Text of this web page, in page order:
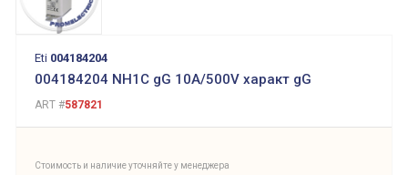
Eti 004184204
004184204 NH1C gG 10A/500V характ gG
ART #587821
Стоимость и наличие уточняйте у менеджера